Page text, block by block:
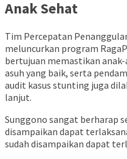
Anak Sehat
Tim Percepatan
meluncurkan program
bertujuan memastikan
asuh yang baik, serta
audit kasus stunting juga
lanjut.
Sunggono sangat berharap
disampaikan dapat
sudah disampaikan dapat